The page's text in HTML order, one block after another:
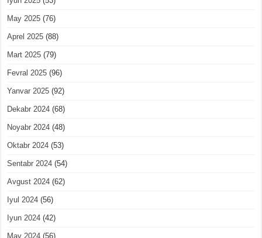
May 2025 (76)
Aprel 2025 (88)
Mart 2025 (79)
Fevral 2025 (96)
Yanvar 2025 (92)
Dekabr 2024 (68)
Noyabr 2024 (48)
Oktabr 2024 (53)
Sentabr 2024 (54)
Avgust 2024 (62)
Iyul 2024 (56)
Iyun 2024 (42)
May 2024 (56)